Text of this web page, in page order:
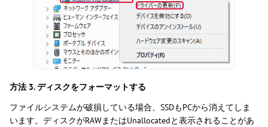
方法 3. ディスクをフォーマットする
ファイルシステムが破損している場合、SSDもPCから消えてしま
います。ディスクがRAWまたはUnallocatedと表示されることがあ